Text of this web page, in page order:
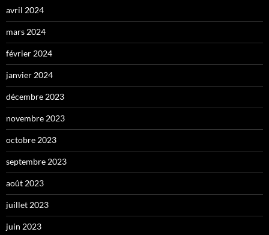
avril 2024
mars 2024
février 2024
janvier 2024
décembre 2023
novembre 2023
octobre 2023
septembre 2023
août 2023
juillet 2023
juin 2023